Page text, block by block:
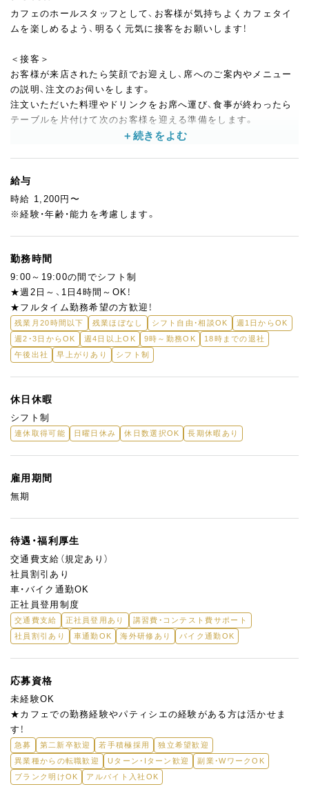
カフェのホールスタッフとして、お客様が気持ちよくカフェタイ
ムを楽しめるよう、明るく元気に接客をお願いします！
＜接客＞
お客様が来店されたら笑顔でお迎えし、席へのご案内やメニュー
の説明、注文のお伺いをします。
注文いただいた料理やドリンクをお席へ運び、食事が終わったら
テーブルを片付けて次のお客様を迎える準備をします。
いつでもお客様が心地よく過ごせる空間を整えることがポイント
です。
コーヒーが好きな方大歓迎！おいしいコーヒーを淹れて、お客様に
ほっと一息つけるひとときを提供してください。
お客様との会話も楽しみながら、カウンターで居心地のよい雰囲
気を作ってくださいね。
清潔で働きやすい環境を整え、気持ちよくお仕事しましょう！
②ミルクティー担当
ミルクティー好きにはぴったりのお仕事！丁寧に淹れたミルクテ
ィーでお客様に笑顔を届けてください。
安定した美味しさを保ちながら、季節ごとの新メニューの提案も
あなたのアイデアをぜひ聞かせてください！
スタッフ同士、チームワークを大切に働ける環境なので、初めてで
お客様とのコミュニケーションを楽しみながら、一緒に明るいお
店づくりをしていきましょう！
給与
時給 1,200円〜
※経験・年齢・能力を考慮します。
勤務時間
9:00～19:00の間でシフト制
★週2日～、1日4時間～OK！
★フルタイム勤務希望の方歓迎！
残業月20時間以下 残業ほぼなし シフト自由・相談OK
週1日からOK
週2・3日からOK
週4日以上OK 9時～勤務OK
18時までの退社
午後出社
早上がりあり シフト制
休日休暇
シフト制
連休取得可能 日曜日休み 休日数選択OK 長期休暇あり
雇用期間
無期
待遇・福利厚生
交通費支給（規定あり）
社員割引あり
車・バイク通勤OK
正社員登用制度
交通費支給 正社員登用あり
講習費・コンテスト費サポート
社員割引あり
車通勤OK 海外研修あり バイク通勤OK
応募資格
未経験OK
★カフェでの勤務経験やパティシエの経験がある方は活かせま
す！
急募 第二新卒歓迎 若手積極採用
独立希望歓迎
異業種からの転職歓迎
Uターン・Iターン歓迎
副業・WワークOK
ブランク明けOK
アルバイト入社OK